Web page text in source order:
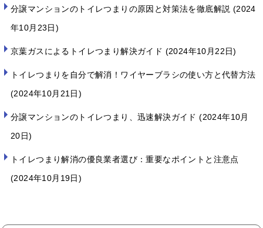
分譲マンションのトイレつまりの原因と対策法を徹底解説
2024
年10月23日
京葉ガスによるトイレつまり解決ガイド 2024年10月22日
トイレつまりを自分で解消！ワイヤーブラシの使い方と代替方法
2024年10月21日
分譲マンションのトイレつまり、迅速解決ガイド 2024年10月
20日
トイレつまり解消の優良業者選び：重要なポイントと注意点
2024年10月19日